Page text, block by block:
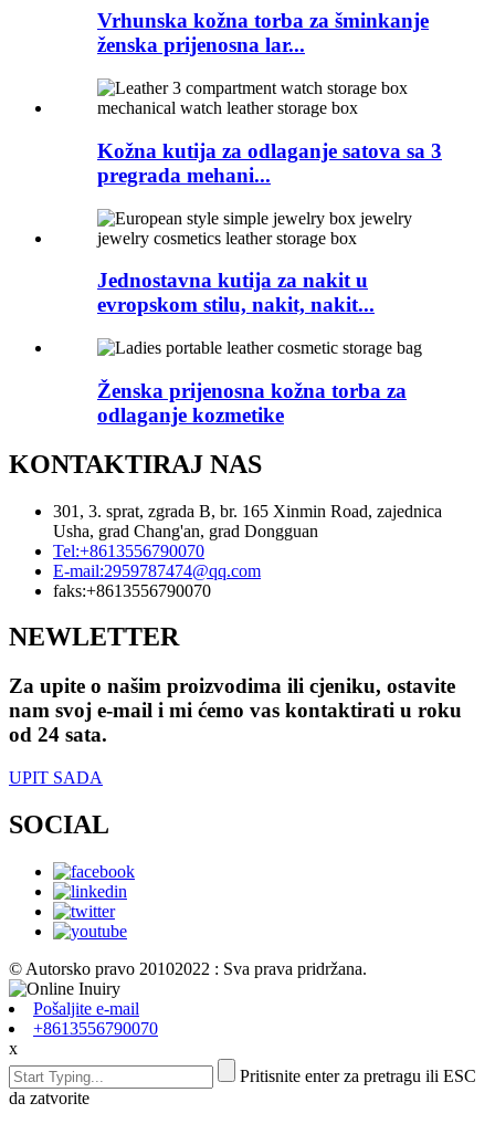
Vrhunska kožna torba za šminkanje
ženska prijenosna lar...
Kožna kutija za odlaganje satova sa 3
pregrada mehani...
Jednostavna kutija za nakit u
evropskom stilu, nakit, nakit...
Ženska prijenosna kožna torba za
odlaganje kozmetike
KONTAKTIRAJ NAS
301, 3. sprat, zgrada B, br. 165 Xinmin Road, zajednica
Usha, grad Chang'an, grad Dongguan
Tel:+8613556790070
E-mail:2959787474@qq.com
faks:+8613556790070
NEWLETTER
Za upite o našim proizvodima ili cjeniku, ostavite
nam svoj e-mail i mi ćemo vas kontaktirati u roku
od 24 sata.
UPIT SADA
SOCIAL
© Autorsko pravo 20102022 : Sva prava pridržana.
Pošaljite e-mail
+8613556790070
x
Pritisnite enter za pretragu ili ESC
da zatvorite